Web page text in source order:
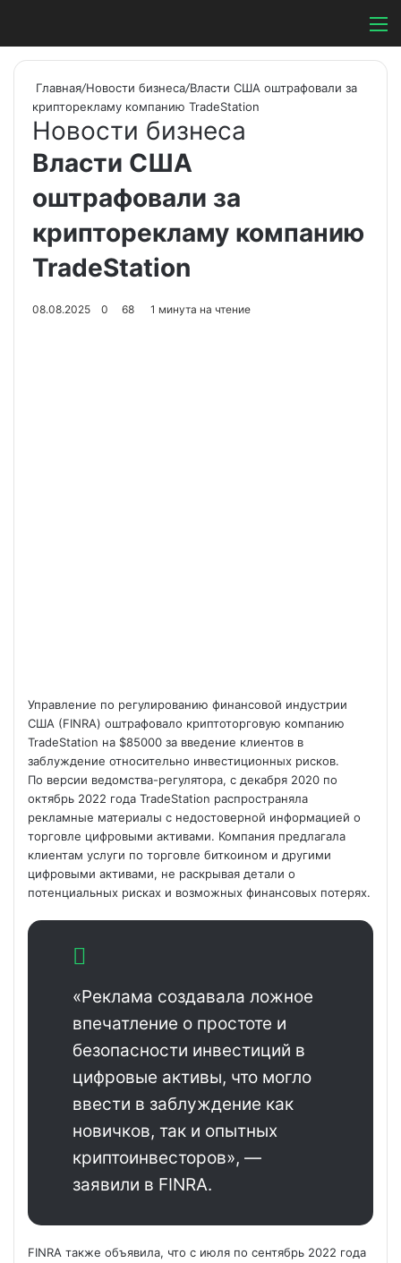
Switch skin
Главная/Новости бизнеса/Власти США оштрафовали за
крипторекламу компанию TradeStation
Новости бизнеса
Власти США
оштрафовали за
крипторекламу компанию
TradeStation
08.08.2025 0 68 1 минута на чтение
Управление по регулированию финансовой индустрии
США (FINRA) оштрафовало криптоторговую компанию
TradeStation на $85000 за введение клиентов в
заблуждение относительно инвестиционных рисков.
По версии ведомства-регулятора, с декабря 2020 по
октябрь 2022 года TradeStation распространяла
рекламные материалы с недостоверной информацией о
торговле цифровыми активами. Компания предлагала
клиентам услуги по торговле биткоином и другими
цифровыми активами, не раскрывая детали о
потенциальных рисках и возможных финансовых потерях.
«Реклама создавала ложное
впечатление о простоте и
безопасности инвестиций в
цифровые активы, что могло
ввести в заблуждение как
новичков, так и опытных
криптоинвесторов», —
заявили в FINRA.
FINRA также объявила, что с июля по сентябрь 2022 года